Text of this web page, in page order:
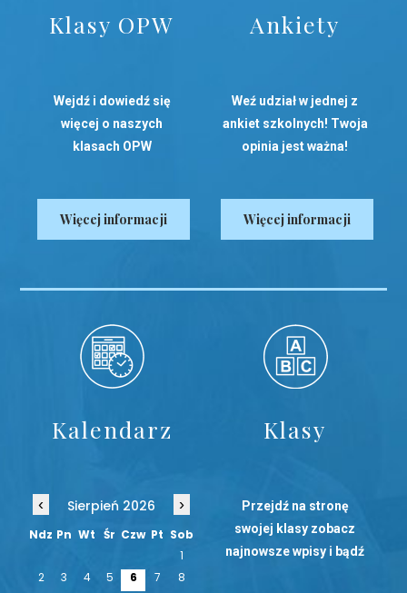
Klasy OPW
Wejdź i dowiedź się
więcej o naszych
klasach OPW
Więcej informacji
Ankiety
Weź udział w jednej z
ankiet szkolnych! Twoja
opinia jest ważna!
Więcej informacji
Kalendarz
‹ Sierpień 2026 ›
Ndz Pn Wt Śr Czw Pt Sob
1
2
3 4 5 6 7
8
Klasy
Przejdź na stronę
swojej klasy zobacz
najnowsze wpisy i bądź